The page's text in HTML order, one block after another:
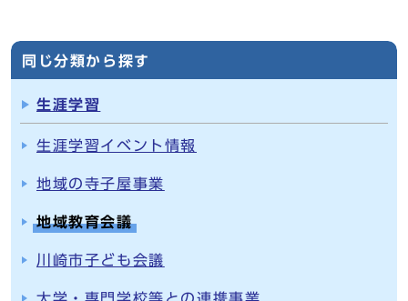
同じ分類から探す
生涯学習
生涯学習イベント情報
地域の寺子屋事業
地域教育会議
川崎市子ども会議